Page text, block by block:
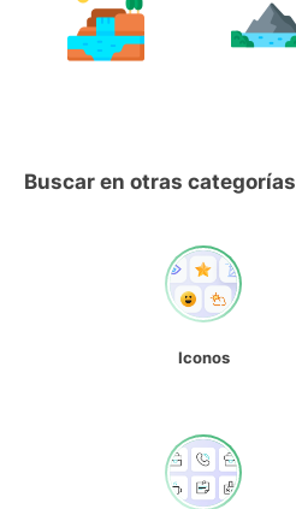
Buscar en otras categorías
Iconos